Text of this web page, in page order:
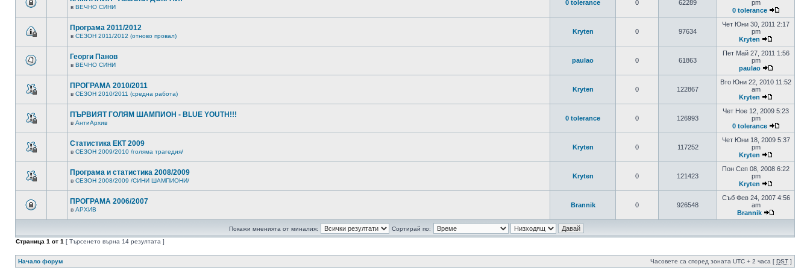
в ВЕЧНО СИНИ
0 tolerance 0 62289
pm
0 tolerance
Програма 2011/2012
в СЕЗОН 2011/2012 (отново провал)
Kryten 0 97634
Чет Юни 30, 2011 2:17
pm
Kryten
Георги Панов
в ВЕЧНО СИНИ
paulao 0 61863
Пет Май 27, 2011 1:56
pm
paulao
ПРОГРАМА 2010/2011
в СЕЗОН 2010/2011 (средна работа)
Kryten 0 122867
Вто Юни 22, 2010 11:52
am
Kryten
ПЪРВИЯТ ГОЛЯМ ШАМПИОН - BLUE YOUTH!!!
в АнтиАрхив
0 tolerance 0 126993
Чет Ное 12, 2009 5:23
pm
0 tolerance
Статистика ЕКТ 2009
в СЕЗОН 2009/2010 /голяма трагедия/
Kryten 0 117252
Чет Юни 18, 2009 5:37
pm
Kryten
Програма и статистика 2008/2009
в СЕЗОН 2008/2009 /СИНИ ШАМПИОНИ/
Kryten 0 121423
Пон Сеп 08, 2008 6:22
pm
Kryten
ПРОГРАМА 2006/2007
в АРХИВ
Brannik 0 926548
Съб Фев 24, 2007 4:56
am
Brannik
Покажи мненията от миналия:
Сортирай по:
Страница 1 от 1 [ Търсенето върна 14 резултата ]
Начало форум Часовете са според зоната UTC + 2 часа [ DST ]